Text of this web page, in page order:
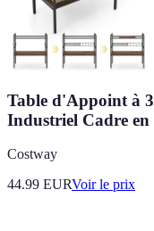
Table d'Appoint à
Industriel Cadre en
Costway
44.99 EURVoir le prix